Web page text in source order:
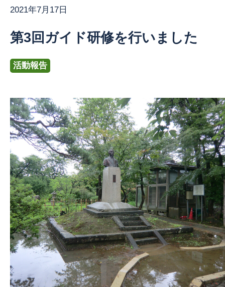
お問い合わせ
2021年7月17日
第3回ガイド研修を行いました
活動報告